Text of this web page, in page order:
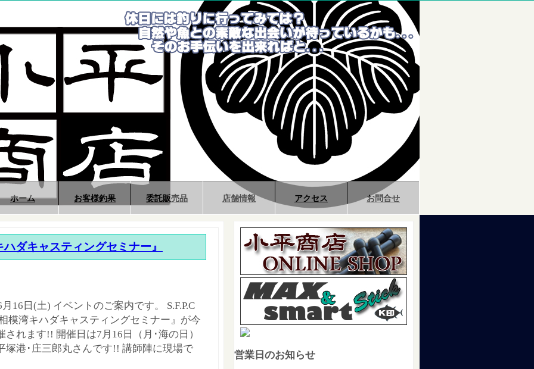
ホーム お客様釣果 委託販売品 店舗情報 アクセス お問合せ
ハダキャスティングセミナー』
16日(土) イベントのご案内です。 S.F.P.C
模湾キハダキャスティングセミナー』が今
されます!! 開催日は7月16日（月･海の日）
塚港･庄三郎丸さんです!! 講師陣に現場で
営業日のお知らせ